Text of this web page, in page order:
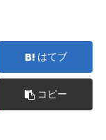
はてブ
コピー